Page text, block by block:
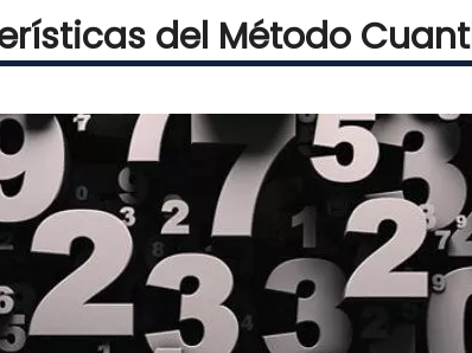
del Método